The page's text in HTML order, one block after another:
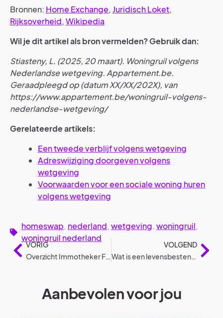
Bronnen: Home Exchange,Juridisch Loket,
Rijksoverheid,Wikipedia
Wil je dit artikel als bron vermelden? Gebruik dan:
Stiasteny, L. (2025, 20 maart). Woningruil volgens
Nederlandse wetgeving. Appartement.be.
Geraadpleegd op (datum XX/XX/202X), van
https://www.appartement.be/woningruil-volgens-
nederlandse-wetgeving/
Gerelateerde artikels:
Een tweede verblijf volgens wetgeving
Adreswijziging doorgeven volgens
wetgeving
Voorwaarden voor een sociale woning huren
volgens wetgeving
homeswap, nederland,wetgeving,woningruil,
woningruil nederland
VORIG
Overzicht Immotheker Finotheker kantoren België
VOLGEND
Wat is een levensbestendige woning?
Aanbevolen voor jou